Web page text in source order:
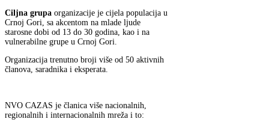
Ciljna grupa organizacije je cijela populacija u
Crnoj Gori, sa akcentom na mlade ljude
starosne dobi od 13 do 30 godina, kao i na
vulnerabilne grupe u Crnoj Gori.
Organizacija trenutno broji više od 50 aktivnih
članova, saradnika i eksperata.
NVO CAZAS je članica više nacionalnih,
regionalnih i internacionalnih mreža i to: